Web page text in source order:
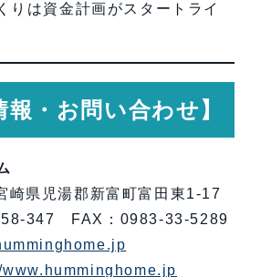
りは資金計画がスタートライ
報・お問い合わせ】
崎県児湯郡新富町富田東1-17
347 FAX：0983-33-5289